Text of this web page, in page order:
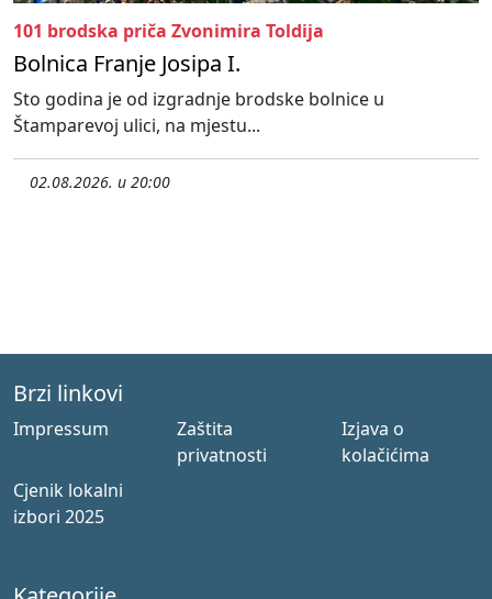
101 brodska priča Zvonimira Toldija
Bolnica Franje Josipa I.
Sto godina je od izgradnje brodske bolnice u
Štamparevoj ulici, na mjestu...
02.08.2026. u 20:00
Brzi linkovi
Impressum
Zaštita
privatnosti
Izjava o
kolačićima
Cjenik lokalni
izbori 2025